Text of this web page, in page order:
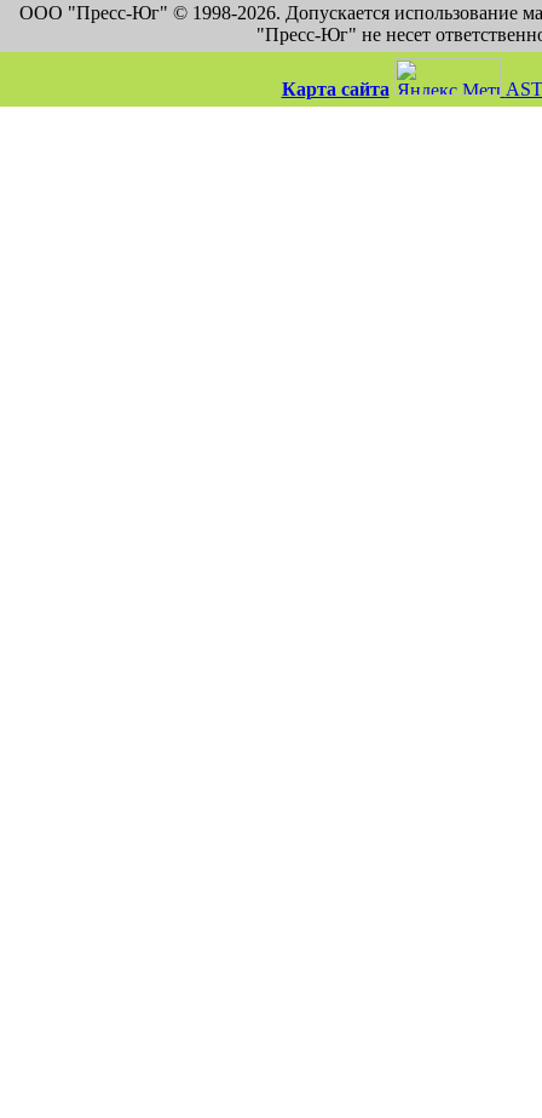
ООО "Пресс-Юг" © 1998-2026. Допускается использование
"Пресс-Юг" не несет
Карта сайта